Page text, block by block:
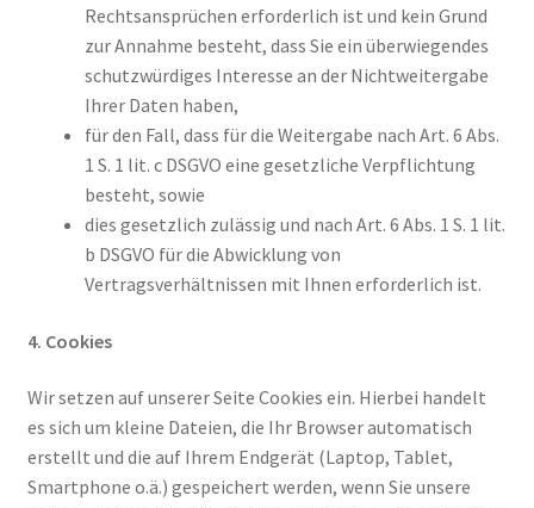
Rechtsansprüchen erforderlich ist und kein Grund
zur Annahme besteht, dass Sie ein überwiegendes
schutzwürdiges Interesse an der Nichtweitergabe
Ihrer Daten haben,
für den Fall, dass für die Weitergabe nach Art. 6 Abs.
1 S. 1 lit. c DSGVO eine gesetzliche Verpflichtung
besteht, sowie
dies gesetzlich zulässig und nach Art. 6 Abs. 1 S. 1 lit.
b DSGVO für die Abwicklung von
Vertragsverhältnissen mit Ihnen erforderlich ist.
4. Cookies
Wir setzen auf unserer Seite Cookies ein. Hierbei handelt
es sich um kleine Dateien, die Ihr Browser automatisch
erstellt und die auf Ihrem Endgerät (Laptop, Tablet,
Smartphone o.ä.) gespeichert werden, wenn Sie unsere